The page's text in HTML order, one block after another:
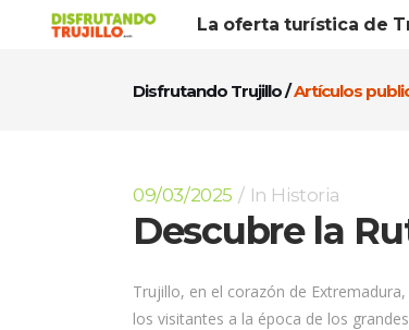
La oferta turística de
Disfrutando Trujillo/Artículos
09/03/2025 In Historia
Descubre la
Trujillo, en el corazón de
los visitantes a la época de los